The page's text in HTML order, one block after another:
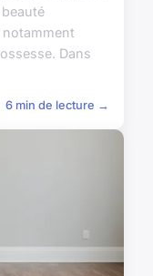
notamment
Dans
6 min de lecture →